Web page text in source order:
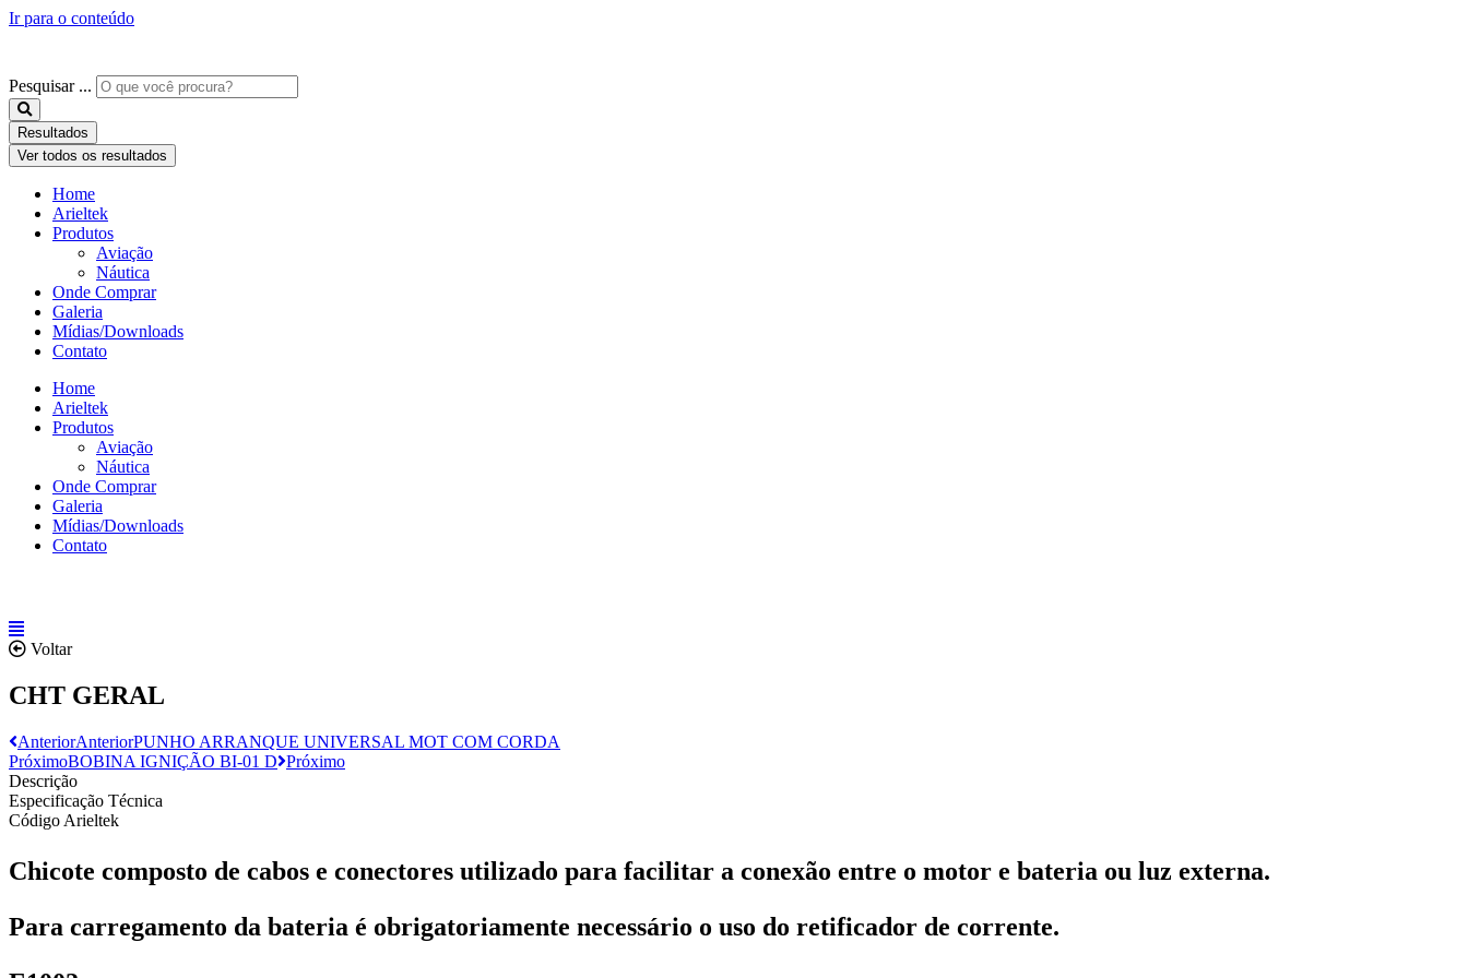
Ir para o conteúdo
Pesquisar ...
Resultados
Ver todos os resultados
Home
Arieltek
Produtos
Aviação
Náutica
Onde Comprar
Galeria
Mídias/Downloads
Contato
Home
Arieltek
Produtos
Aviação
Náutica
Onde Comprar
Galeria
Mídias/Downloads
Contato
Voltar
CHT GERAL
AnteriorAnteriorPUNHO ARRANQUE UNIVERSAL MOT COM CORDA
PróximoBOBINA IGNIÇÃO BI-01 D Próximo
Descrição
Especificação Técnica
Código Arieltek
Chicote composto de cabos e conectores utilizado para facilitar a conexão entre o motor e bateria ou luz externa.
Para carregamento da bateria é obrigatoriamente necessário o uso do retificador de corrente.